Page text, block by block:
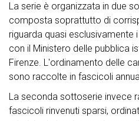
La serie è organizzata in due
composta soprattutto di
riguarda quasi
con il Ministero delle pubblica
Firenze. L'ordinamento delle
sono raccolte in fascicoli
La seconda sottoserie invece
fascicoli rinvenuti sparsi,